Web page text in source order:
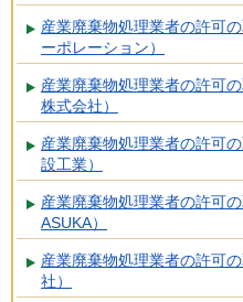
産業廃棄物処理業者の許可
ーポレーション）
産業廃棄物処理業者の許可
株式会社）
産業廃棄物処理業者の許可
設工業）
産業廃棄物処理業者の許可
ASUKA）
産業廃棄物処理業者の許可
社）